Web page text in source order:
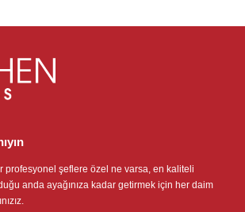
profesyonel şeflere özel ne varsa, en kaliteli
anda ayağınıza kadar getirmek için her daim